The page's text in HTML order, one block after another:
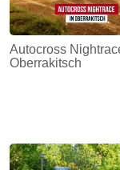
Autocross
Oberrakitsch